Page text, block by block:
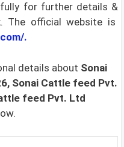
for further details &
The official website is
.
details about Sonai
Sonai Cattle feed Pvt.
feed Pvt. Ltd